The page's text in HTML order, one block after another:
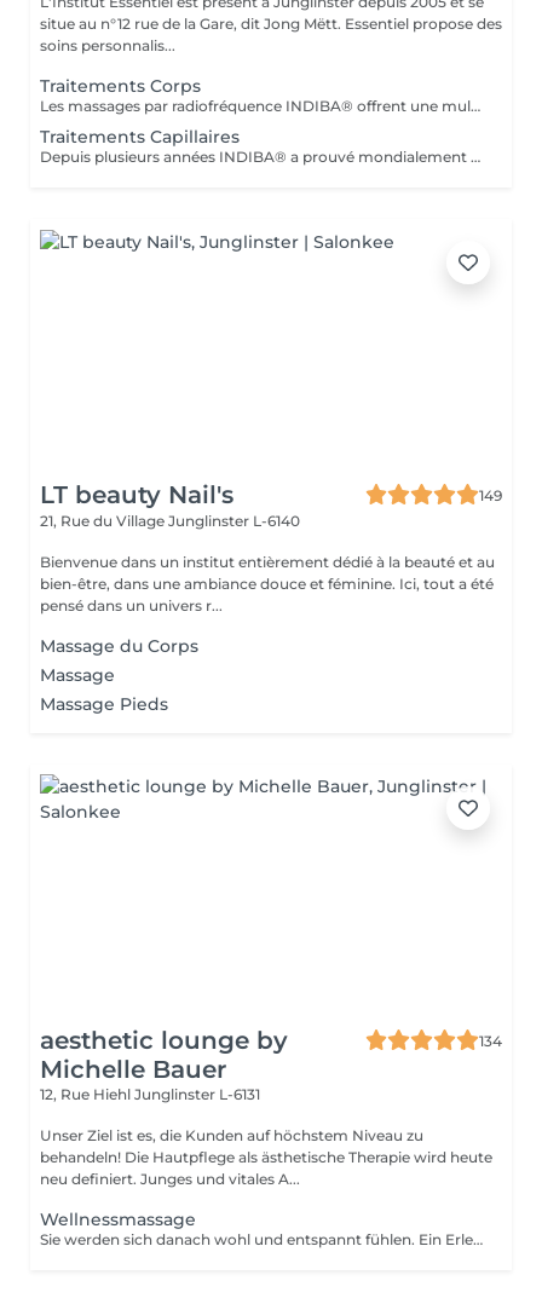
situe au n°12 rue de la Gare, dit Jong Mëtt. Essentiel propose des
soins personnalis...
Traitements Corps
Les massages par radiofréquence INDIBA® offrent une multitudes de bienfaits. De la relaxation au massage anti-cellulite et raffermissant, INDIBA® traite en douceur et efficacement. L'action en profondeur de la technologie de radiofréquence stimule la production de collagène, améliore le tonus musculaire et la circulation sanguine et renforce les défenses naturelles de la peau. Dès le premier massage vous ressentirez la différence et constater les premiers effets. Pour vous informer sur les effets et les traitements avec la méthode INDIBA® vous pouvez réserver un rendez-vous informatif. Le traitement ne convient pas si vous: - êtes en ceinte - portez un pacemaker - souffrez de thrombose, phlébite - troubles vasculaires graves - êtes traité pour un cancer (demandez avis médical)
Traitements Capillaires
Depuis plusieurs années INDIBA® a prouvé mondialement son efficacité à lutter contre la dégénérescence cellulaire (vieillissement cellulaire). La technologie de INDIBA® Haiwave a été spécifiquement conçue pour traiter le problème de la chute des cheveux du au vieillissement ou en raison de problèmes hormonaux. En activant la micro circulation, les racines des cheveux sont intensément nourries en oxygène et peuvent se régénérer très rapidement. Le poil sort ainsi de sa phase de repos et peut repousser. Progressivement (à p.de 4 séances) les premiers cheveux sont visibles. Le traitement doit impérativement se réaliser 3-4 fois par semaines sur une durée de 1mois (revitalisation, cheveux fins, prévention anti-chute) ou 2 mois pour la perte de cheveux et calvitie. Nous proposons un forfait de 12 séances avec une remise immédiate de 15%. 1 à 2 cure de 12 séances sont conseillés à intervalle de 4-6 semaines. N'hésitez pas à nous contacter pour plus d'information ou réserver votre séance d'information (gratuite) en ligne.
LT beauty Nail's
149
21, Rue du Village Junglinster L-6140
Bienvenue dans un institut entièrement dédié à la beauté et au
bien-être, dans une ambiance douce et féminine. Ici, tout a été
pensé dans un univers r...
Massage du Corps
Massage
Massage Pieds
aesthetic lounge by
Michelle Bauer
134
12, Rue Hiehl Junglinster L-6131
Unser Ziel ist es, die Kunden auf höchstem Niveau zu
behandeln! Die Hautpflege als ästhetische Therapie wird heute
neu definiert. Junges und vitales A...
Wellnessmassage
Sie werden sich danach wohl und entspannt fühlen. Ein Erlebnis, das alle Sinne anspricht!